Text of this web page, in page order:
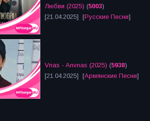
Любви (2025) (5003)
[21.04.2025] [Русские Песни]
Vnas - Anvnas (2025) (5938)
[21.04.2025] [Армянские Песни]